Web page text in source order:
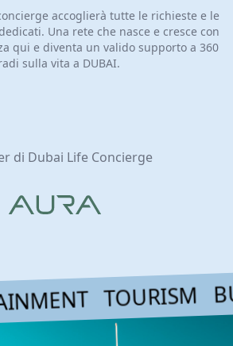
accoglierà tutte le richieste e le
Una rete che nasce e cresce con
qui e diventa un valido supporto a 360
sulla vita a DUBAI.
di Dubai Life Concierge